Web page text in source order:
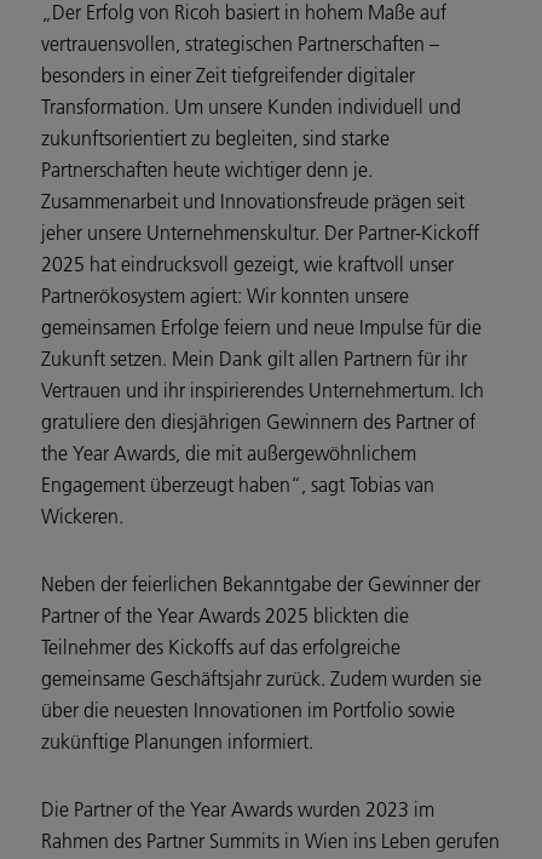
„Der Erfolg von Ricoh basiert in hohem Maße auf
vertrauensvollen, strategischen Partnerschaften –
besonders in einer Zeit tiefgreifender digitaler
Transformation. Um unsere Kunden individuell und
zukunftsorientiert zu begleiten, sind starke
Partnerschaften heute wichtiger denn je.
Zusammenarbeit und Innovationsfreude prägen seit
jeher unsere Unternehmenskultur. Der Partner-Kickoff
2025 hat eindrucksvoll gezeigt, wie kraftvoll unser
Partnerökosystem agiert: Wir konnten unsere
gemeinsamen Erfolge feiern und neue Impulse für die
Zukunft setzen. Mein Dank gilt allen Partnern für ihr
Vertrauen und ihr inspirierendes Unternehmertum. Ich
gratuliere den diesjährigen Gewinnern des Partner of
the Year Awards, die mit außergewöhnlichem
Engagement überzeugt haben“, sagt Tobias van
Wickeren.
Neben der feierlichen Bekanntgabe der Gewinner der
Partner of the Year Awards 2025 blickten die
Teilnehmer des Kickoffs auf das erfolgreiche
gemeinsame Geschäftsjahr zurück. Zudem wurden sie
über die neuesten Innovationen im Portfolio sowie
zukünftige Planungen informiert.
Die Partner of the Year Awards wurden 2023 im
Rahmen des Partner Summits in Wien ins Leben gerufen